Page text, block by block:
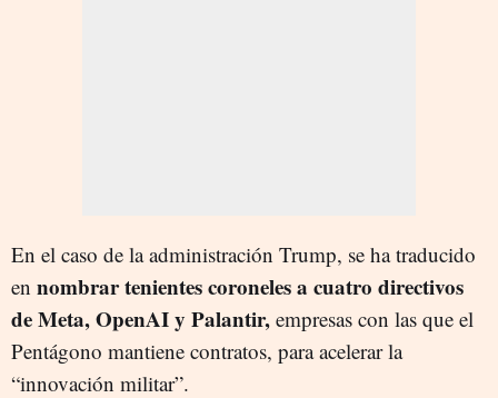
En el caso de la administración Trump, se ha traducido
en nombrar tenientes coroneles a cuatro directivos
de Meta, OpenAI y Palantir, empresas con las que el
Pentágono mantiene contratos, para acelerar la
“innovación militar”.